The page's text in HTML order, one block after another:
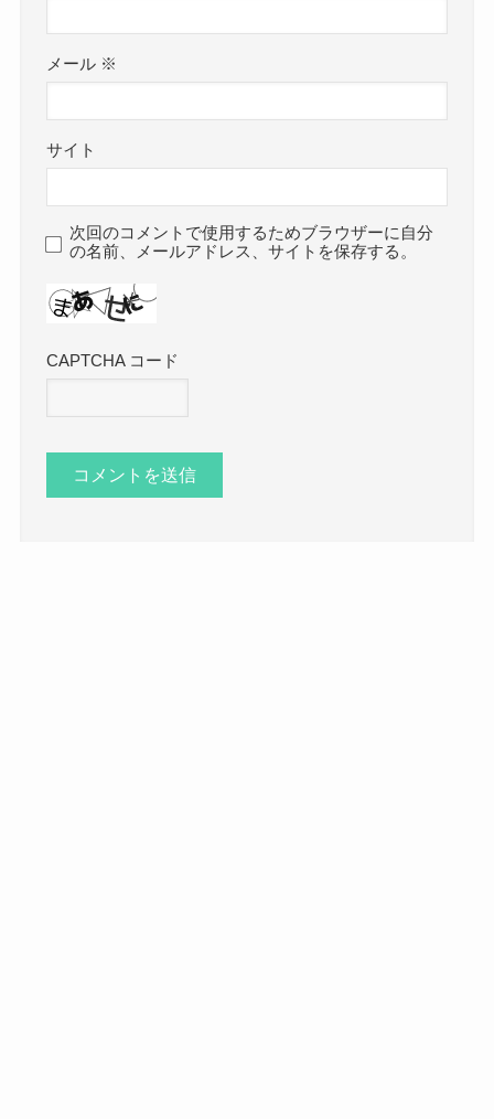
メール ※
サイト
次回のコメントで使用するためブラウザーに自分
の名前、メールアドレス、サイトを保存する。
CAPTCHA コード